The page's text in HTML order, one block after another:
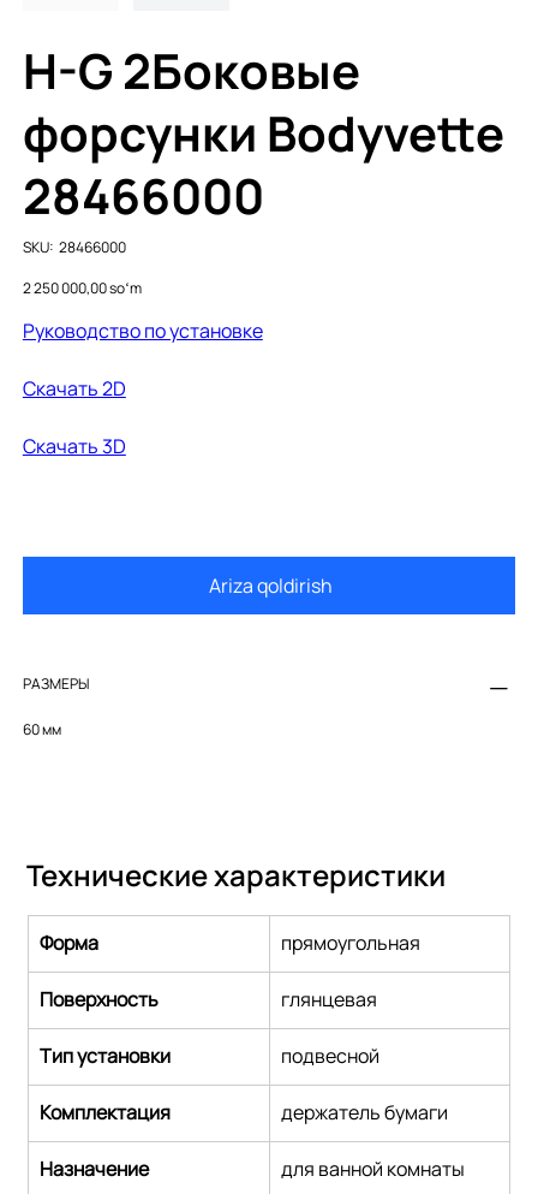
H-G 2Боковые
форсунки Bodyvette
28466000
SKU: SKU
28466000
28466000
Price
2 250 000,00 soʻm
Руководство по установке
Cкачать 2D
Cкачать 3D
Ariza qoldirish
РАЗМЕРЫ
60 мм
Технические характеристики
Форма прямоугольная
Поверхность глянцевая
Тип установки подвесной
Комплектация держатель бумаги
Назначение для ванной комнаты